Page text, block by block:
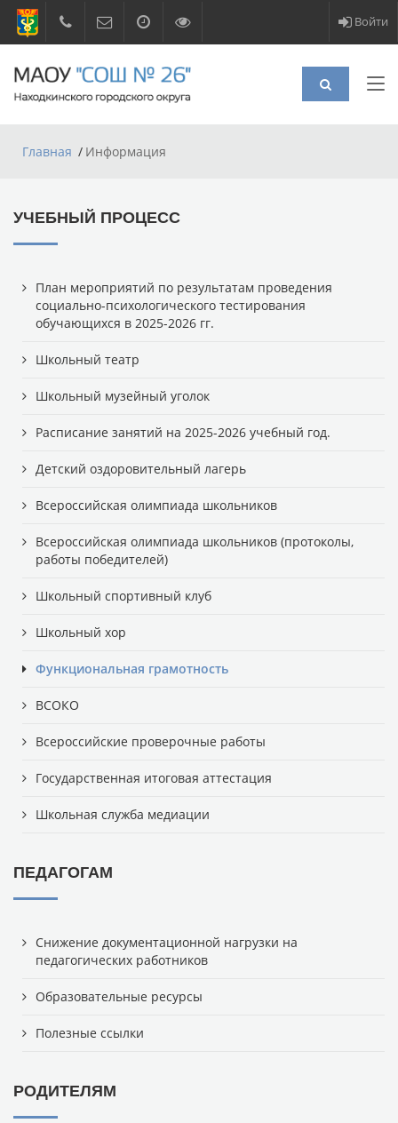
Войти
Главная Информация
УЧЕБНЫЙ ПРОЦЕСС
План мероприятий по результатам проведения
социально-психологического тестирования
обучающихся в 2025-2026 гг.
Школьный театр
Школьный музейный уголок
Расписание занятий на 2025-2026 учебный год.
Детский оздоровительный лагерь
Всероссийская олимпиада школьников
Всероссийская олимпиада школьников (протоколы,
работы победителей)
Школьный спортивный клуб
Школьный хор
Функциональная грамотность
ВСОКО
Всероссийские проверочные работы
Государственная итоговая аттестация
Школьная служба медиации
ПЕДАГОГАМ
Снижение документационной нагрузки на
педагогических работников
Образовательные ресурсы
Полезные ссылки
РОДИТЕЛЯМ